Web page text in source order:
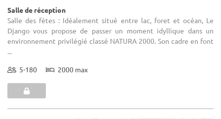
Salle de réception
Salle des fêtes : Idéalement situé entre lac, foret et océan, Le
Django vous propose de passer un moment idyllique dans un
environnement privilégié classé NATURA 2000. Son cadre en font
...
5-180 2000 max